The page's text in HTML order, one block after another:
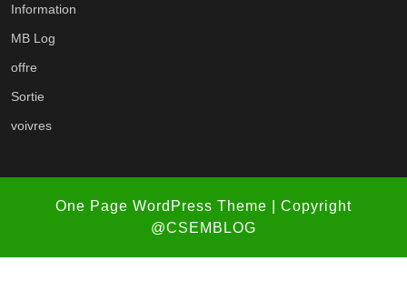
Information
MB Log
offre
Sortie
voivres
One Page WordPress Theme
| Copyright
@CSEMBLOG